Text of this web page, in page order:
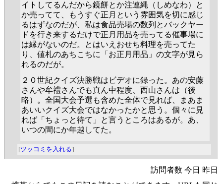
イトしてるんだから鏡餅とか注連縄（しめなわ）と
か売ってて、もうすぐ正月という雰囲気を切に感じ
るはずなのだが、私は食品売場の数列とバックヤー
ドを行き来するだけで正月用品を売ってる催事場に
は縁がないのだ。とはいえおせち料理を売ってた
り、値札のあちこちに「お正月用品」の文字が見ら
れるのだが。
２０世紀クイズ決勝戦はビデオに録った。あの安藤
さんや牟禮さんでも真ん中程度、西山さんは（後
略）。全国大会予選も含めた全体で見れば、まあま
あいいクイズ大会ではなかったかと思う。個々に見
れば「ちょっと待て」と言うところはあるが。あ、
いつの間にか年越してた。
[ツッコミを入れる]
訪問者数 今日 昨日